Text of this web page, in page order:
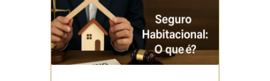
Renegociar a dívida
habitacional consiste em...
Leia mais →